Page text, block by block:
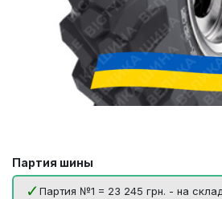
Партия шины
Партия №1 = 23 245 грн. - на